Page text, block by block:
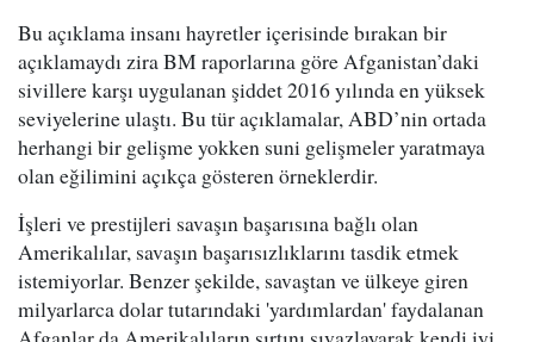
Bu açıklama insanı hayretler içerisinde bırakan bir
açıklamaydı zira BM raporlarına göre Afganistan’daki
sivillere karşı uygulanan şiddet 2016 yılında en yüksek
seviyelerine ulaştı. Bu tür açıklamalar, ABD’nin ortada
herhangi bir gelişme yokken suni gelişmeler yaratmaya
olan eğilimini açıkça gösteren örneklerdir.
İşleri ve prestijleri savaşın başarısına bağlı olan
Amerikalılar, savaşın başarısızlıklarını tasdik etmek
istemiyorlar. Benzer şekilde, savaştan ve ülkeye giren
milyarlarca dolar tutarındaki 'yardımlardan' faydalanan